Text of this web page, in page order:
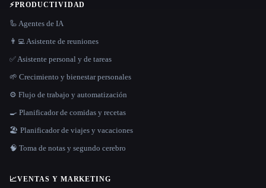
⚡PRODUCTIVIDAD
🦾 Agentes de IA
👨‍💻 Asistente de reuniones
✅ Asistente personal y de tareas
🌱 Crecimiento y bienestar personales
⚙️ Flujo de trabajo y automatización
🍳 Planificador de comidas y recetas
🏖 Planificador de viajes y vacaciones
🧠 Toma de notas y segundo cerebro
📈VENTAS Y MARKETING